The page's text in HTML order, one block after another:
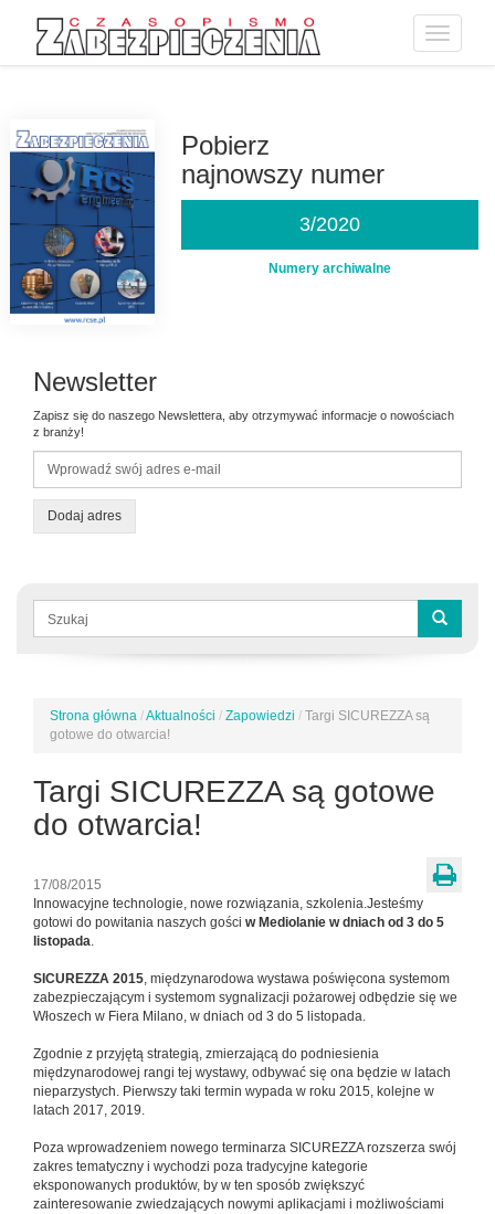
Toggle
Pobierz
najnowszy numer
3/2020
Numery archiwalne
Newsletter
Zapisz się do naszego Newslettera, aby otrzymywać informacje o nowościach
z branży!
Dodaj adres
Formularz
wyszukiwania
Jesteś
tutaj
Strona główna /Aktualności / Zapowiedzi / Targi SICUREZZA są
gotowe do otwarcia!
Targi SICUREZZA są gotowe
do otwarcia!
17/08/2015
Innowacyjne technologie, nowe rozwiązania, szkolenia.Jesteśmy
gotowi do powitania naszych gości w Mediolanie w dniach od 3 do 5
listopada.
SICUREZZA 2015, międzynarodowa wystawa poświęcona systemom
zabezpieczającym i systemom sygnalizacji pożarowej odbędzie się we
Włoszech w Fiera Milano, w dniach od 3 do 5 listopada.
Zgodnie z przyjętą strategią, zmierzającą do podniesienia
międzynarodowej rangi tej wystawy, odbywać się ona będzie w latach
nieparzystych. Pierwszy taki termin wypada w roku 2015, kolejne w
latach 2017, 2019.
Poza wprowadzeniem nowego terminarza SICUREZZA rozszerza swój
zakres tematyczny i wychodzi poza tradycyjne kategorie
eksponowanych produktów, by w ten sposób zwiększyć
zainteresowanie zwiedzających nowymi aplikacjami i możliwościami